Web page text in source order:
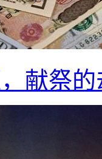
献祭